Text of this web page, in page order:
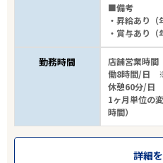
■備考
・昇給あり（
・賞与あり
勤務時間
店舗営業時間
働8時間/日
休憩60分/日
1ヶ月単位の
時間）
詳細